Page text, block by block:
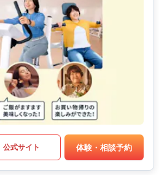
公式サイト 体験・相談予約